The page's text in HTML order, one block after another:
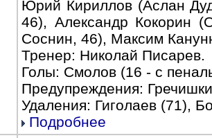
Юрий Кириллов (Аслан
46), Александр Кокорин
Соснин, 46), Максим
Тренер: Николай Писарев.
Голы: Смолов (16 - с
Предупреждения:
Удаления: Гиголаев (71),
Подробнее